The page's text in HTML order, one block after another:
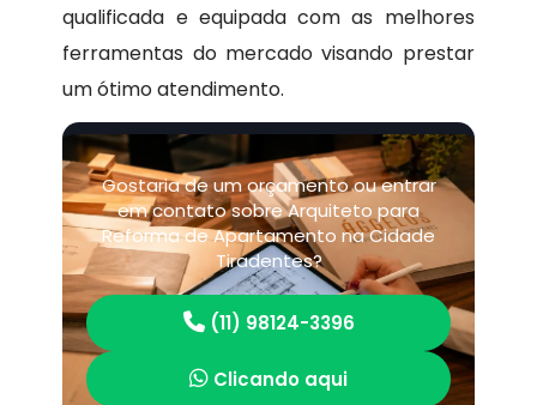
qualificada e equipada com as melhores
ferramentas do mercado visando prestar
um ótimo atendimento.
Gostaria de um orçamento ou entrar
em contato sobre Arquiteto para
Reforma de Apartamento na Cidade
Tiradentes?
(11) 98124-3396
Clicando aqui